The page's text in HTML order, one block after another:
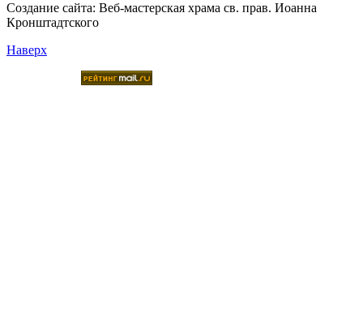
Создание сайта: Веб-мастерская храма св. прав. Иоанна
Кронштадтского
Наверх